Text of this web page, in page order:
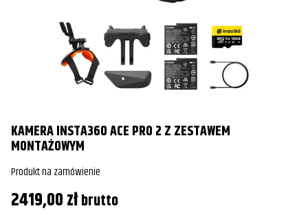
KAMERA INSTA360 ACE PRO 2 Z ZESTAWEM
MONTAŻOWYM
Produkt na zamówienie
2419,00złbrutto